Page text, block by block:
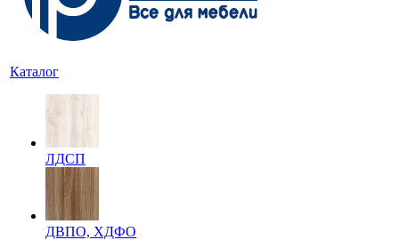
Каталог
ЛДСП
ДВПО, ХДФО